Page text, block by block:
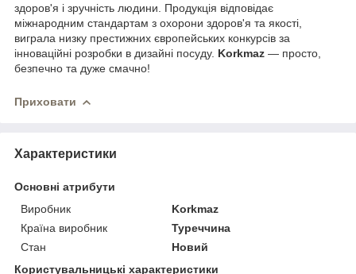
здоров'я і зручність людини. Продукція відповідає
міжнародним стандартам з охорони здоров'я та якості,
виграла низку престижних європейських конкурсів за
інноваційні розробки в дизайні посуду. Korkmaz — просто,
безпечно та дуже смачно!
Приховати
Характеристики
Основні атрибути
Виробник
Korkmaz
Країна виробник
Туреччина
Стан
Новий
Користувальницькі характеристики